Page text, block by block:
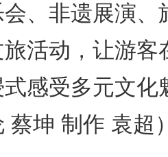
、非遗展演、
活动，让游客
感受多元文化
蔡坤 制作 袁超